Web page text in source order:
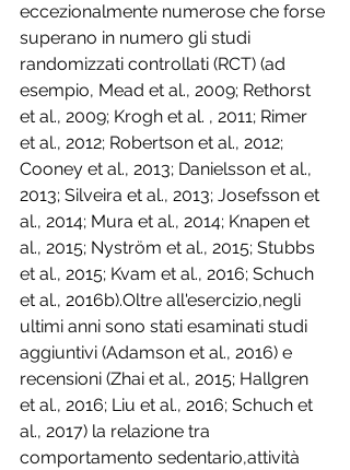
eccezionalmente numerose che forse
superano in numero gli studi
randomizzati controllati (RCT) (ad
esempio, Mead et al., 2009; Rethorst
et al., 2009; Krogh et al. , 2011; Rimer
et al., 2012; Robertson et al., 2012;
Cooney et al., 2013; Danielsson et al.,
2013; Silveira et al., 2013; Josefsson et
al., 2014; Mura et al., 2014; Knapen et
al., 2015; Nyström et al., 2015; Stubbs
et al., 2015; Kvam et al., 2016; Schuch
et al., 2016b).Oltre all'esercizio,negli
ultimi anni sono stati esaminati studi
aggiuntivi (Adamson et al., 2016) e
recensioni (Zhai et al., 2015; Hallgren
et al., 2016; Liu et al., 2016; Schuch et
al., 2017) la relazione tra
comportamento sedentario,attività